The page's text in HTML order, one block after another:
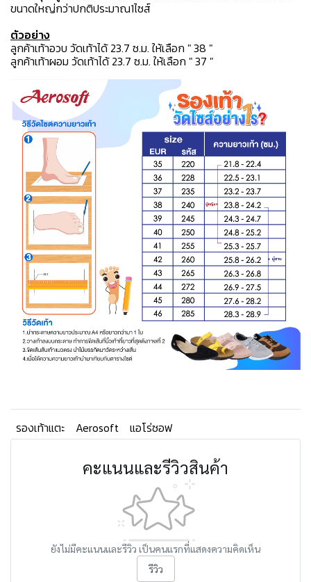
ขนาดใหญ่กว่าปกติประมาณ1ไซส์
ตัวอย่าง
ลูกค้าเท้าอวบ วัดเท้าได้ 23.7 ซ.ม. ให้เลือก " 38 "
ลูกค้าเท้าผอม วัดเท้าได้ 23.7 ซ.ม. ให้เลือก " 37 "
รองเท้าแตะ Aerosoft แอโร่ซอฟ
คะแนนและรีวิวสินค้า
ยังไม่มีคะแนนและรีวิว เป็นคนแรกที่แสดงความคิดเห็น
รีวิว